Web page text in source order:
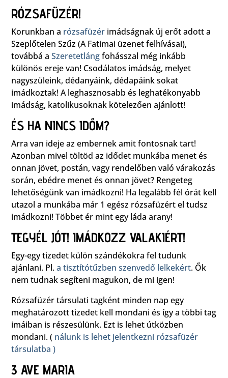
RÓZSAFÜZÉR!
Korunkban a rózsafüzérimádságnak új erőt adott a
Szeplőtelen Szűz (A Fatimai üzenet felhívásai),
továbbá a Szeretetlángfohásszal még inkább
különös ereje van! Csodálatos imádság, melyet
nagyszüleink, dédanyáink, dédapáink sokat
imádkoztak! A leghasznosabb és leghatékonyabb
imádság, katolikusoknak kötelezően ajánlott!
ÉS HA NINCS IDŐM?
Arra van ideje az embernek amit fontosnak tart!
Azonban mivel töltöd az idődet munkába menet és
onnan jövet, postán, vagy rendelőben való várakozás
során, ebédre menet és onnan jövet? Rengeteg
lehetőségünk van imádkozni! Ha legalább fél órát kell
utazol a munkába már 1 egész rózsafüzért el tudsz
imádkozni! Többet ér mint egy láda arany!
TEGYÉL JÓT! IMÁDKOZZ VALAKIÉRT!
Egy-egy tizedet külön szándékokra fel tudunk
ajánlani. Pl.a tisztítótűzben szenvedő lelkekért. Ők
nem tudnak segíteni magukon, de mi igen!
Rózsafüzér társulati tagként minden nap egy
meghatározott tizedet kell mondani és így a többi tag
imáiban is részesülünk. Ezt is lehet útközben
mondani. ( nálunk is lehet jelentkezni rózsafüzér
társulatba )
3 AVE MARIA